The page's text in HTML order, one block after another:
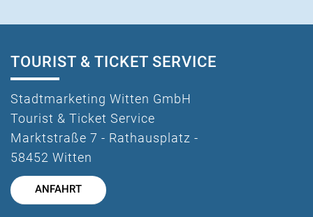
TOURIST & TICKET SERVICE
Stadtmarketing Witten GmbH
Tourist & Ticket Service
Marktstraße 7 - Rathausplatz -
58452 Witten
ANFAHRT